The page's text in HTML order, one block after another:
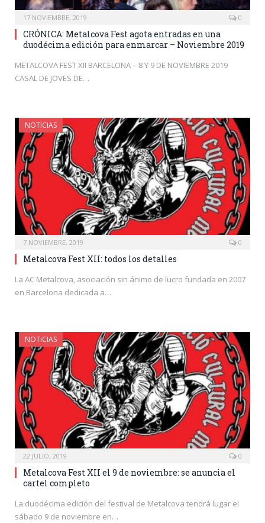
17 NOVIEMBRE, 2019 0
CRÓNICA: Metalcova Fest agota entradas en una
duodécima edición para enmarcar – Noviembre 2019
METALCOVA FEST XII BARCELONA – 8 Y 9 DE NOVIEMBRE 2019
CASAL DE JOVES DE…
NOTICIAS
7 NOVIEMBRE, 2019 0
Metalcova Fest XII: todos los detalles
La AC Metalcova, asociación sin ánimo de lucro fundada en 2007
en Barcelona dedicada a…
NOTICIAS
22 JULIO, 2019 0
Metalcova Fest XII el 9 de noviembre: se anuncia el
cartel completo
La duodécima edición del festival de Metalcova tendrá lugar el
sábado 9 de noviembre en…